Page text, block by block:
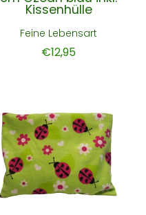
Kissenhülle
Feine Lebensart
€12,95